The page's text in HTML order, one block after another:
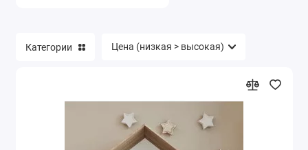
Категории